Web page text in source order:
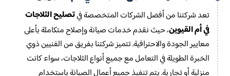
تعد شركتنا من أفضل الشركات المتخصصة فيتصليح الثلاجات
في أم القيوين، حيث نقدم خدمات صيانة وإصلاح متكاملة بأعلى
معايير الجودة والاحترافية. تتميز شركتنا بفريق من الفنيين ذوي
الخبرة الطويلة في التعامل مع جميع أنواع الثلاجات، سواء كانت